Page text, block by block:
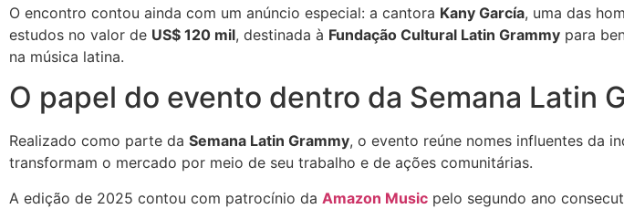
O encontro contou ainda com um anúncio especial: a cantora Kany García, uma das
estudos no valor de US$ 120 mil, destinada à Fundação Cultural Latin Grammy para
na música latina.
O papel do evento dentro da Semana Latin
Realizado como parte da Semana Latin Grammy, o evento reúne nomes influentes da
transformam o mercado por meio de seu trabalho e de ações comunitárias.
A edição de 2025 contou com patrocínio da Amazon Music pelo segundo ano